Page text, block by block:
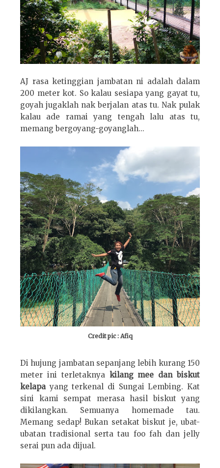
AJ rasa ketinggian jambatan ni adalah dalam
200 meter kot. So kalau sesiapa yang gayat tu,
goyah jugaklah nak berjalan atas tu. Nak pulak
kalau ade ramai yang tengah lalu atas tu,
memang bergoyang-goyanglah...
Credit pic : Afiq
Di hujung jambatan sepanjang lebih kurang 150
meter ini terletaknya kilang mee dan biskut
kelapayang terkenal di Sungai Lembing. Kat
sini kami sempat merasa hasil biskut yang
dikilangkan. Semuanya homemade tau.
Memang sedap! Bukan setakat biskut je, ubat-
ubatan tradisional serta tau foo fah dan jelly
serai pun ada dijual.